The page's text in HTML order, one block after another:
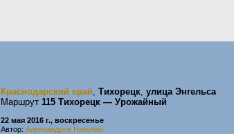
Краснодарский край, Тихорецк, улица Энгельса
Маршрут 115 Тихорецк — Урожайный
22 мая 2016 г., воскресенье
Автор: Александров Николай